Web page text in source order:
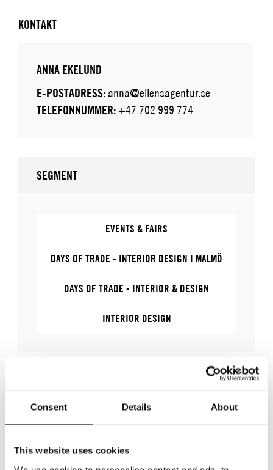
Consent Details About
This website uses cookies
KONTAKT
ANNA EKELUND
E-POSTADRESS: anna@ellensagentur.se
TELEFONNUMMER:+47 702 999 774
SEGMENT
EVENTS & FAIRS
DAYS OF TRADE - INTERIOR DESIGN I MALMÖ
DAYS OF TRADE - INTERIOR & DESIGN
INTERIOR DESIGN